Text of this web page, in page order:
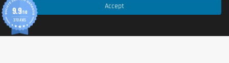
Accept
9.9/10
370 AVIS